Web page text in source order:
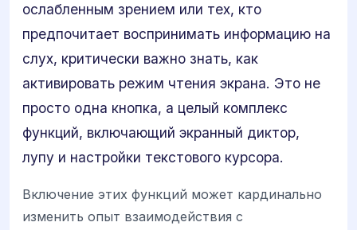
ослабленным зрением или тех, кто
предпочитает воспринимать информацию на
слух, критически важно знать, как
активировать режим чтения экрана. Это не
просто одна кнопка, а целый комплекс
функций, включающий экранный диктор,
лупу и настройки текстового курсора.
Включение этих функций может кардинально
изменить опыт взаимодействия с